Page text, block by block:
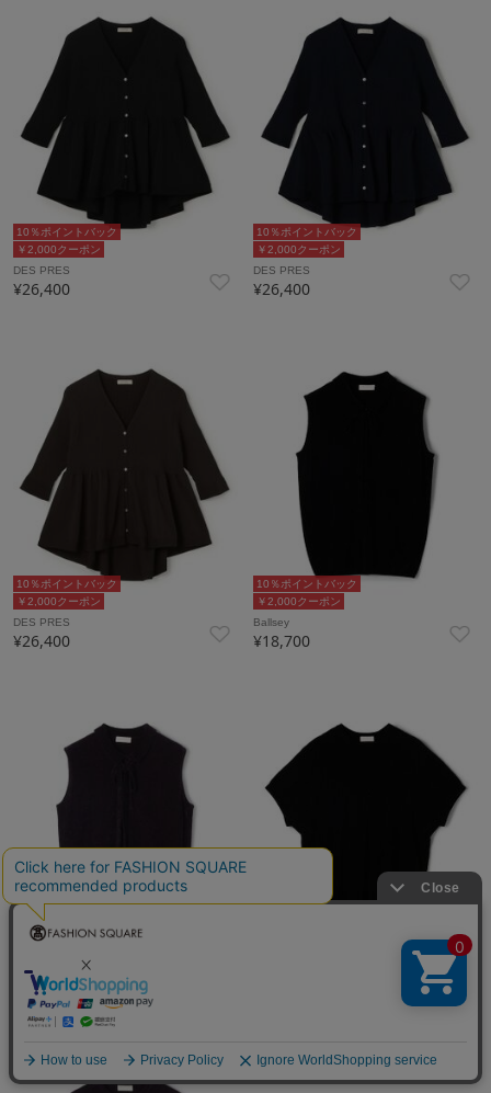
￥2,000クーポン
10％ポイントバック
DES PRES
¥26,400
￥2,000クーポン
10％ポイントバック
DES PRES
¥26,400
￥2,000クーポン
10％ポイントバック
DES PRES
¥26,400
￥2,000クーポン
10％ポイントバック
Ballsey
¥18,700
10％ポイントバック
Ballsey
¥18,700